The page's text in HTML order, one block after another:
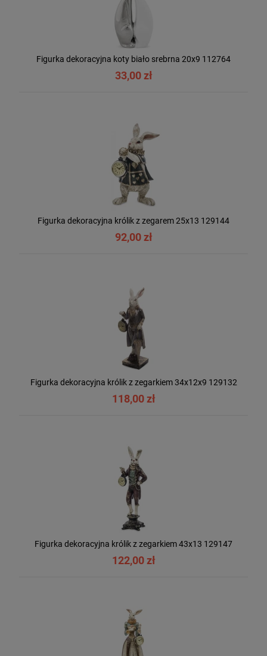
Figurka dekoracyjna koty biało srebrna 20x9 112764
33,00 zł
Figurka dekoracyjna królik z zegarem 25x13 129144
92,00 zł
Figurka dekoracyjna królik z zegarkiem 34x12x9 129132
118,00 zł
Figurka dekoracyjna królik z zegarkiem 43x13 129147
122,00 zł